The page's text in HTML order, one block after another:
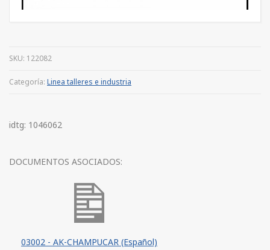
SKU: 122082
Categoría: Linea talleres e industria
idtg: 1046062
DOCUMENTOS ASOCIADOS:
03002 - AK-CHAMPUCAR (Español)